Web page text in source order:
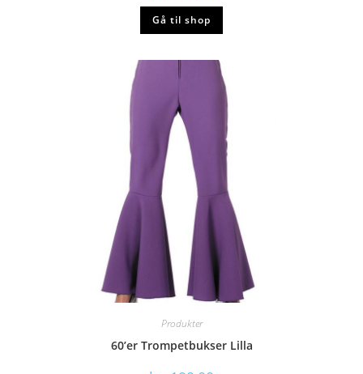
Gå til shop
Produkter
60’er Trompetbukser Lilla